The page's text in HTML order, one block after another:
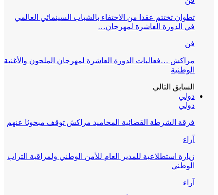
تطوان تختتم عقدا من الاحتفاء بالشباب السينمائي العالمي
في الدورة العاشرة لمهرجان…
فن
مراكش …فعاليات الدورة العاشرة لمهرجان الملحون والأغنية
الوطنية
السابق التالي
دولي
دولي
فرقة الشرطة القضائية المحاميد مراكش توقف مبحوثا عنهم
آراء
زيارة استطلاعية للمدير العام للأمن الوطني ولمراقبة التراب
الوطني
آراء